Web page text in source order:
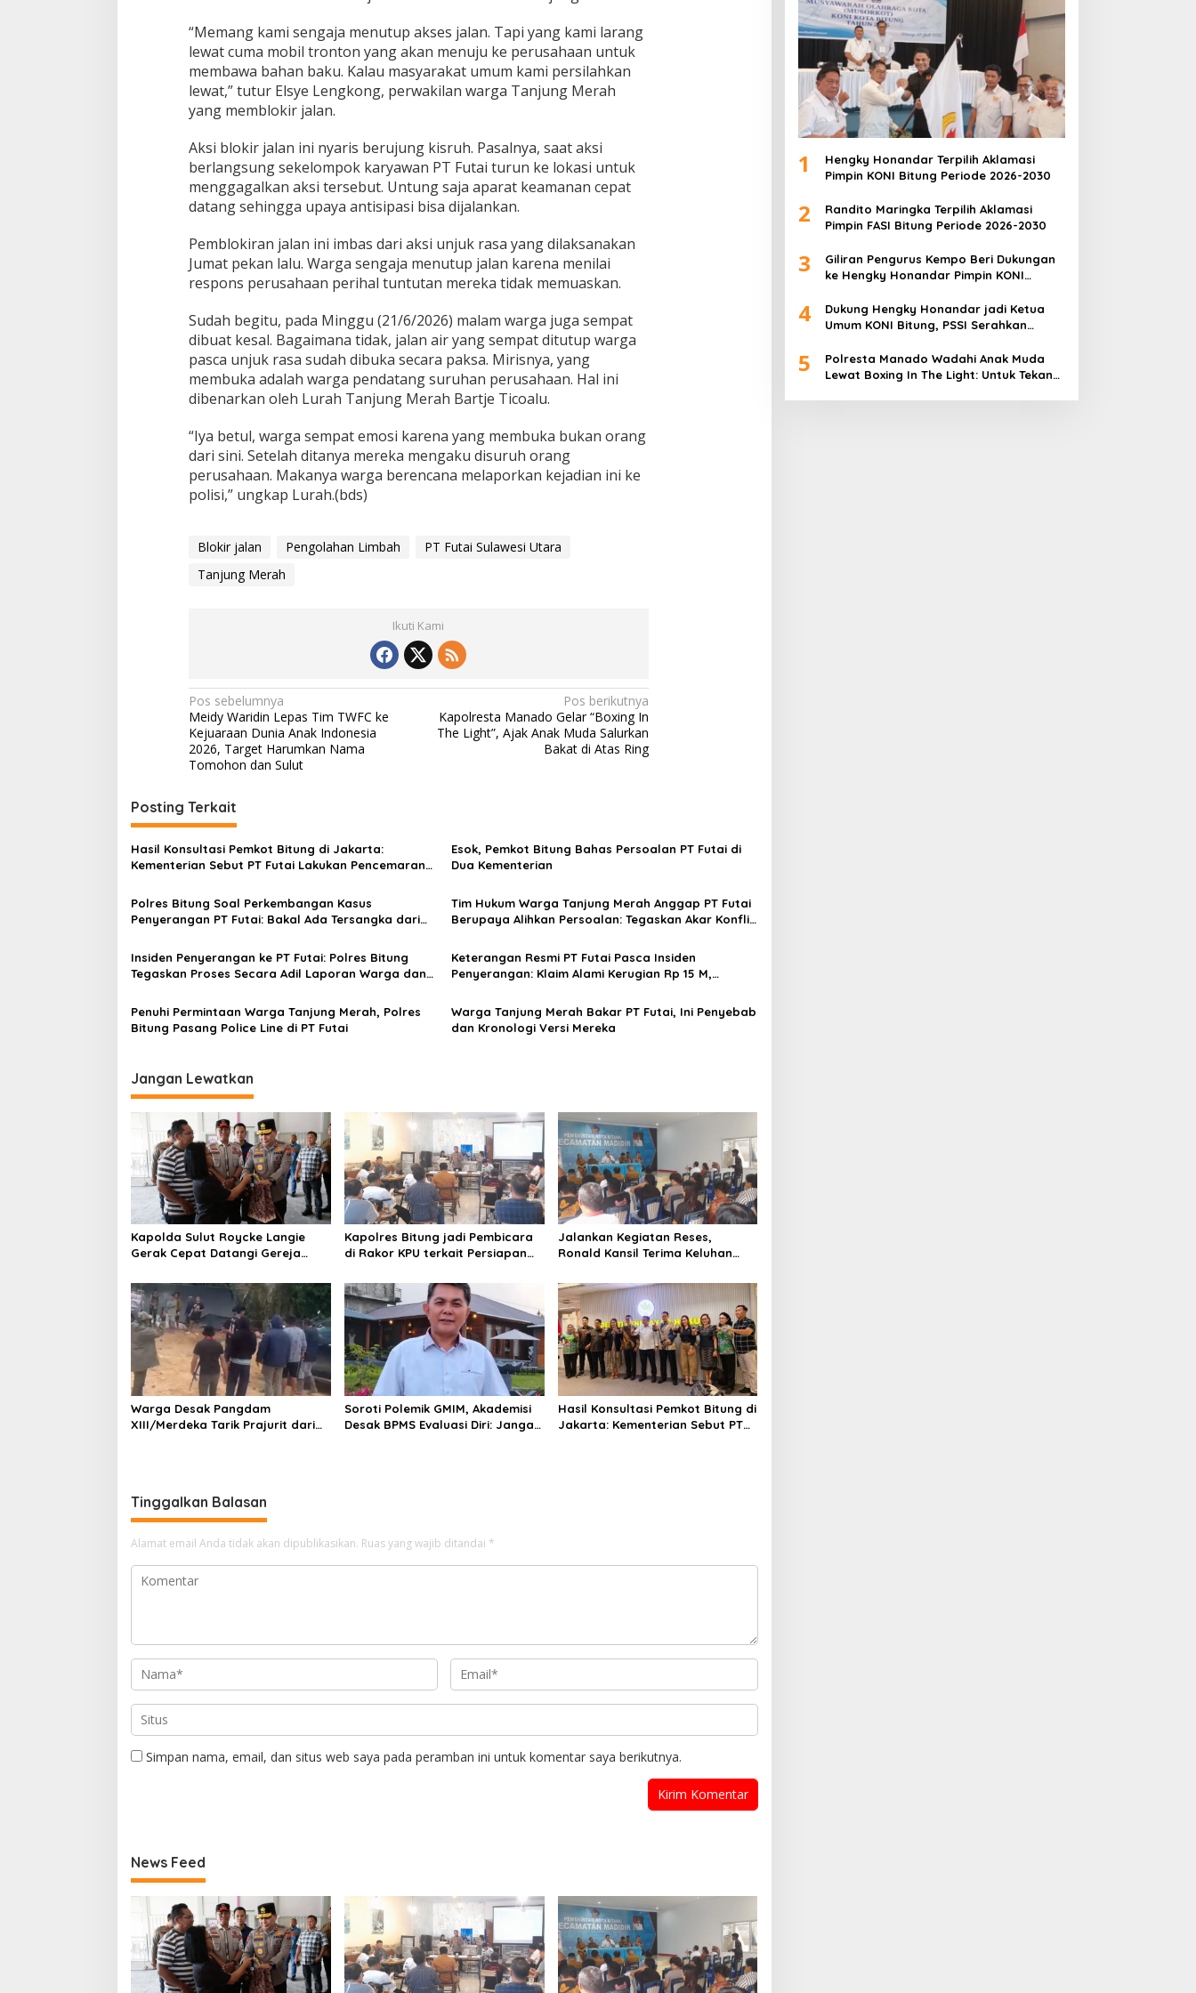
“Memang kami sengaja menutup akses jalan. Tapi yang kami larang
lewat cuma mobil tronton yang akan menuju ke perusahaan untuk
membawa bahan baku. Kalau masyarakat umum kami persilahkan
lewat,” tutur Elsye Lengkong, perwakilan warga Tanjung Merah
yang memblokir jalan.
Aksi blokir jalan ini nyaris berujung kisruh. Pasalnya, saat aksi
berlangsung sekelompok karyawan PT Futai turun ke lokasi untuk
menggagalkan aksi tersebut. Untung saja aparat keamanan cepat
datang sehingga upaya antisipasi bisa dijalankan.
Pemblokiran jalan ini imbas dari aksi unjuk rasa yang dilaksanakan
Jumat pekan lalu. Warga sengaja menutup jalan karena menilai
respons perusahaan perihal tuntutan mereka tidak memuaskan.
Sudah begitu, pada Minggu (21/6/2026) malam warga juga sempat
dibuat kesal. Bagaimana tidak, jalan air yang sempat ditutup warga
pasca unjuk rasa sudah dibuka secara paksa. Mirisnya, yang
membuka adalah warga pendatang suruhan perusahaan. Hal ini
dibenarkan oleh Lurah Tanjung Merah Bartje Ticoalu.
“Iya betul, warga sempat emosi karena yang membuka bukan orang
dari sini. Setelah ditanya mereka mengaku disuruh orang
perusahaan. Makanya warga berencana melaporkan kejadian ini ke
polisi,” ungkap Lurah.(bds)
Blokir jalan Pengolahan Limbah
PT Futai Sulawesi Utara
Tanjung Merah
Ikuti Kami
Navigasi
pos
Pos sebelumnya
Meidy Waridin Lepas Tim TWFC ke
Kejuaraan Dunia Anak Indonesia
2026, Target Harumkan Nama
Tomohon dan Sulut
Pos berikutnya
Kapolresta Manado Gelar “Boxing In
The Light”, Ajak Anak Muda Salurkan
Bakat di Atas Ring
Posting Terkait
Hasil Konsultasi Pemkot Bitung di Jakarta:
Kementerian Sebut PT Futai Lakukan Pencemaran
Esok, Pemkot Bitung Bahas Persoalan PT Futai di
Dua Kementerian
Polres Bitung Soal Perkembangan Kasus
Penyerangan PT Futai: Bakal Ada Tersangka dari
Tim Hukum Warga Tanjung Merah Anggap PT Futai
Berupaya Alihkan Persoalan: Tegaskan Akar Konflik
Insiden Penyerangan ke PT Futai: Polres Bitung
Tegaskan Proses Secara Adil Laporan Warga dan
Keterangan Resmi PT Futai Pasca Insiden
Penyerangan: Klaim Alami Kerugian Rp 15 M,
Penuhi Permintaan Warga Tanjung Merah, Polres
Bitung Pasang Police Line di PT Futai
Warga Tanjung Merah Bakar PT Futai, Ini Penyebab
dan Kronologi Versi Mereka
Jangan Lewatkan
Kapolda Sulut Roycke Langie
Gerak Cepat Datangi Gereja
Bantuan untuk Percepatan
Pemulihan
Kapolres Bitung jadi Pembicara
di Rakor KPU terkait Persiapan
Jalankan Kegiatan Reses,
Ronald Kansil Terima Keluhan
Warga Desak Pangdam
XIII/Merdeka Tarik Prajurit dari
Soroti Polemik GMIM, Akademisi
Desak BPMS Evaluasi Diri: Jangan
Hasil Konsultasi Pemkot Bitung di
Jakarta: Kementerian Sebut PT
Tinggalkan Balasan
Alamat email Anda tidak akan dipublikasikan. Ruas yang wajib ditandai *
Simpan nama, email, dan situs web saya pada peramban ini untuk komentar saya berikutnya.
News Feed
1
Hengky Honandar Terpilih Aklamasi
Pimpin KONI Bitung Periode 2026-2030
2
Randito Maringka Terpilih Aklamasi
Pimpin FASI Bitung Periode 2026-2030
3
Giliran Pengurus Kempo Beri Dukungan
ke Hengky Honandar Pimpin KONI
4
Dukung Hengky Honandar jadi Ketua
Umum KONI Bitung, PSSI Serahkan
5
Polresta Manado Wadahi Anak Muda
Lewat Boxing In The Light: Untuk Tekan